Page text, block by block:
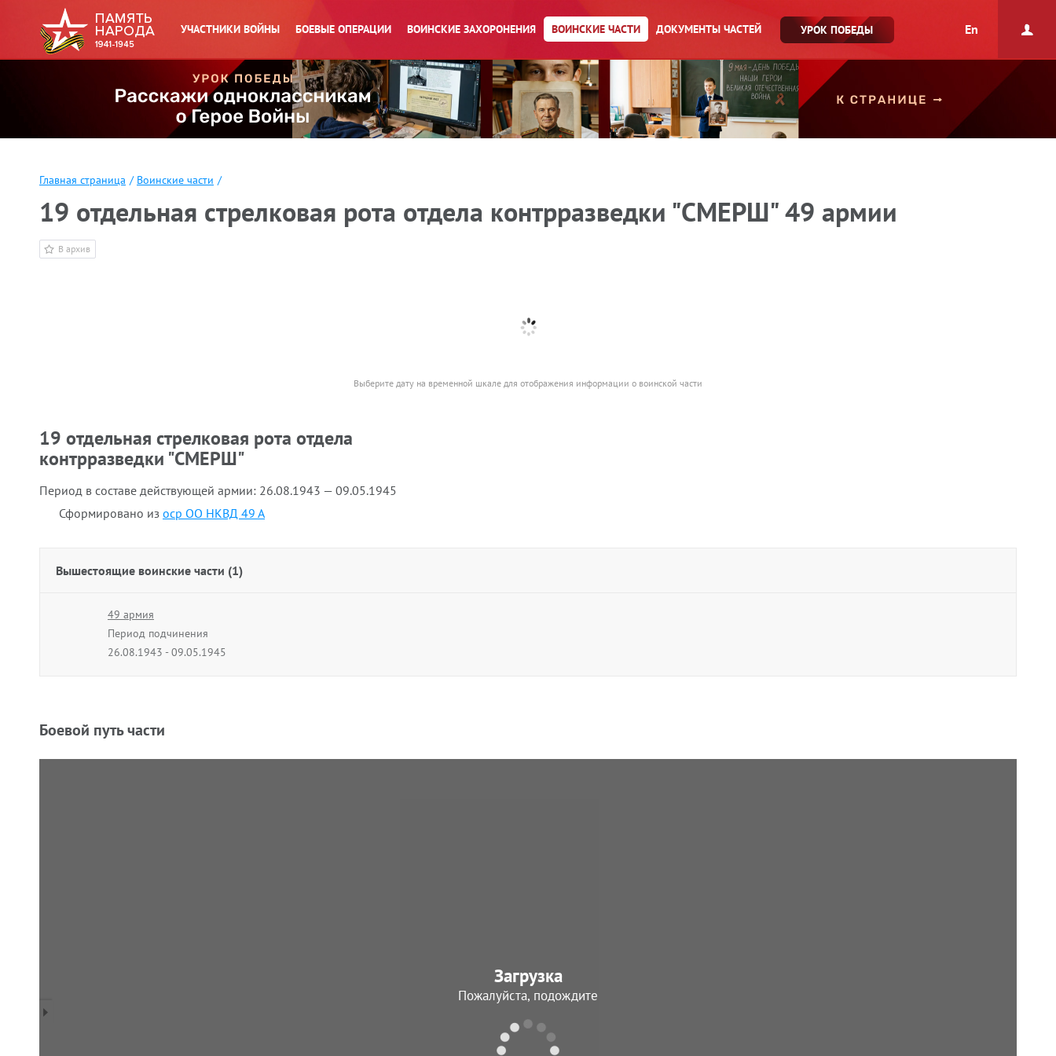
УЧАСТНИКИ ВОЙНЫ БОЕВЫЕ ОПЕРАЦИИ ВОИНСКИЕ ЗАХОРОНЕНИЯ ВОИНСКИЕ ЧАСТИ ДОКУМЕНТЫ ЧАСТЕЙ УРОК ПОБЕДЫ En
Главная страница / Воинские части /
19 отдельная стрелковая рота отдела контрразведки "СМЕРШ" 49 армии
В архив
Выберите дату на временной шкале для отображения информации о воинской части
19 отдельная стрелковая рота отдела
контрразведки "СМЕРШ"
Период в составе действующей армии: 26.08.1943 — 09.05.1945
Сформировано из оср ОО НКВД 49 А
Вышестоящие воинские части (1)
49 армия
Период подчинения
26.08.1943 - 09.05.1945
Боевой путь части
Загрузка
Пожалуйста, подождите